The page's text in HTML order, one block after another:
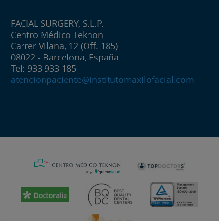
FACIAL SURGERY, S.L.P.
Centro Médico Teknon
Carrer Vilana, 12 (Off. 185)
08022 - Barcelona, España
Tel: 933 933 185
atencionpaciente@institutomaxilofacial.com